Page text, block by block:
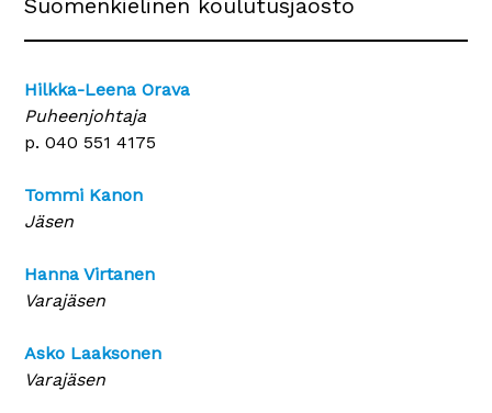
Suomenkielinen koulutusjaosto
Hilkka-Leena Orava
Puheenjohtaja
p. 040 551 4175
Tommi Kanon
Jäsen
Hanna Virtanen
Varajäsen
Asko Laaksonen
Varajäsen